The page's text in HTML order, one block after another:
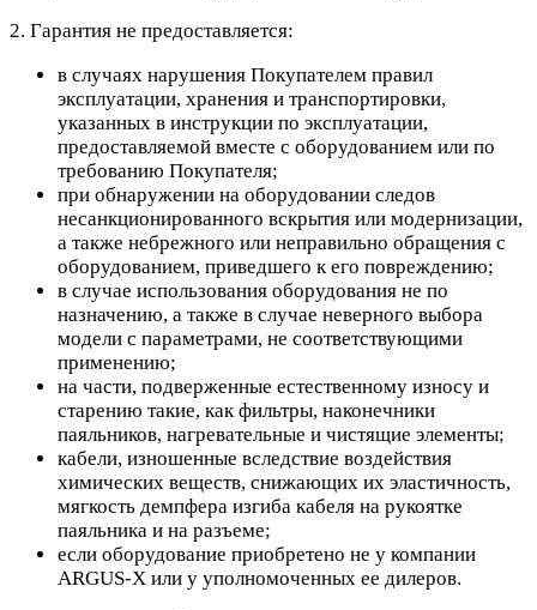
2. Гарантия не предоставляется:
в случаях нарушения Покупателем правил
эксплуатации, хранения и транспортировки,
указанных в инструкции по эксплуатации,
предоставляемой вместе с оборудованием или по
требованию Покупателя;
при обнаружении на оборудовании следов
несанкционированного вскрытия или модернизации,
а также небрежного или неправильно обращения с
оборудованием, приведшего к его повреждению;
в случае использования оборудования не по
назначению, а также в случае неверного выбора
модели с параметрами, не соответствующими
применению;
на части, подверженные естественному износу и
старению такие, как фильтры, наконечники
паяльников, нагревательные и чистящие элементы;
кабели, изношенные вследствие воздействия
химических веществ, снижающих их эластичность,
мягкость демпфера изгиба кабеля на рукоятке
паяльника и на разъеме;
если оборудование приобретено не у компании
ARGUS-X или у уполномоченных ее дилеров.